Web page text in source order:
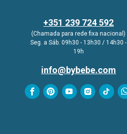
+351 239 724 592
(Chamada para rede fixa nacional)
Seg. a Sáb. 09h30 - 13h30 / 14h30 -
19h
info@bybebe.com